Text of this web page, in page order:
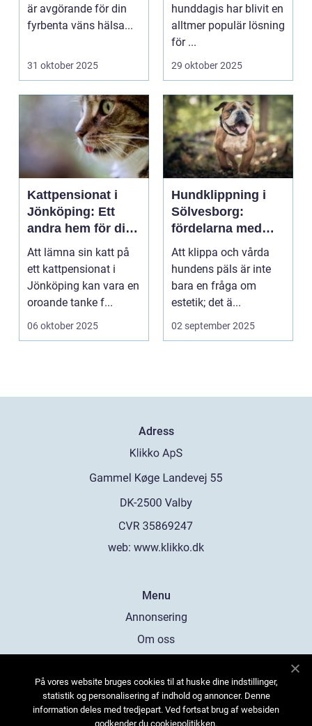
är avgörande för din
fyrbenta väns hälsa...
31 oktober 2025
hunddagis har blivit en
alltmer populär lösning
för ...
29 oktober 2025
Kattpensionat i
Jönköping: Ett
andra hem för din
katt
Att lämna sin katt på
ett kattpensionat i
Jönköping kan vara en
oroande tanke f...
06 oktober 2025
Hundklippning i
Sölvesborg:
fördelarna med
professionell
pälsvård
Att klippa och vårda
hundens päls är inte
bara en fråga om
estetik; det ä...
02 september 2025
Adress
web: www.klikko.dk
Menu
Annonsering
Om oss
Kontakta oss
Sitemap
På vores website bruges cookies til at huske dine indstillinger,
statistik og personalisering af indhold og annoncer. Denne
information deles med tredjepart. Ved fortsat brug af websiden
godkender du cookiepolitikken.